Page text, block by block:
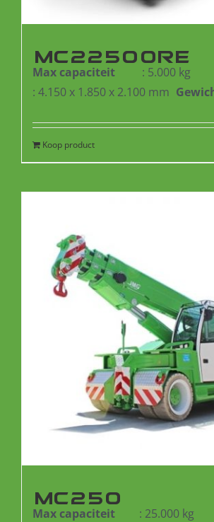
MC22500RE
Max capaciteit : 5.000 kg
: 4.150 x 1.850 x 2.100 mm
Koop product
MC250
Max capaciteit : 25.000 kg